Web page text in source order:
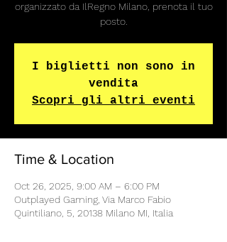
organizzato da IlRegno Milano, prenota il tuo
posto.
I biglietti non sono in
vendita
Scopri gli altri eventi
Time & Location
Oct 26, 2025, 9:00 AM – 6:00 PM
Outplayed Gaming, Via Marco Fabio
Quintiliano, 5, 20138 Milano MI, Italia